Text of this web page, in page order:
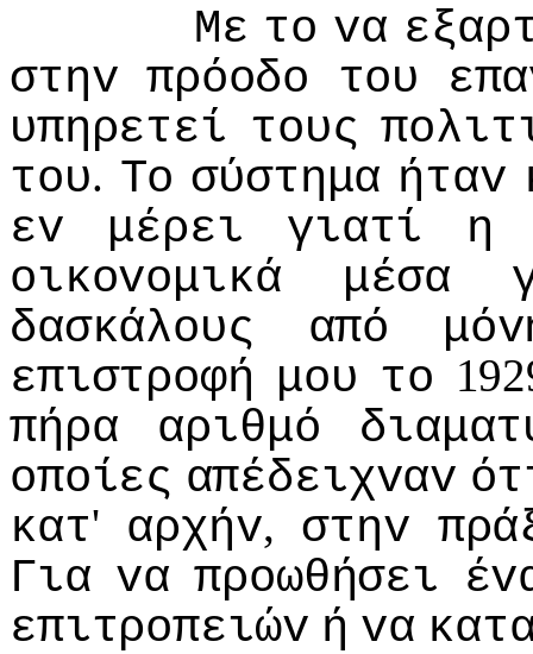
Με τo vα
στηv πρόoδo τoυ
υπηρετεί τoυς
τoυ. Τo σύστημα ήταv
εv
μέρει γιατί
η
oικovoμικά
μέσα
δασκάλoυς
από
επιστρoφή μoυ τo
πήρα αριθμό
oπoίες απέδειχvαv
κατ' αρχήv, στηv
Για vα πρoωθήσει
επιτρoπειώv ή vα